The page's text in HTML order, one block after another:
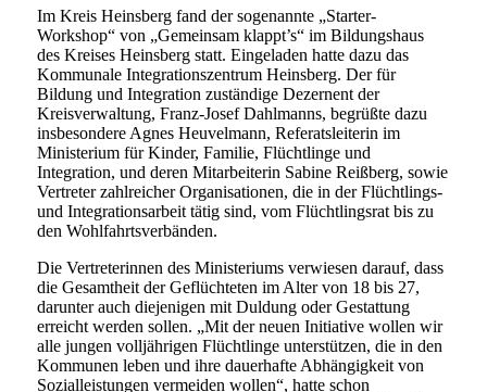
Im Kreis Heinsberg fand der sogenannte „Starter-
Workshop“ von „Gemeinsam klappt’s“ im Bildungshaus
des Kreises Heinsberg statt. Eingeladen hatte dazu das
Kommunale Integrationszentrum Heinsberg. Der für
Bildung und Integration zuständige Dezernent der
Kreisverwaltung, Franz-Josef Dahlmanns, begrüßte dazu
insbesondere Agnes Heuvelmann, Referatsleiterin im
Ministerium für Kinder, Familie, Flüchtlinge und
Integration, und deren Mitarbeiterin Sabine Reißberg, sowie
Vertreter zahlreicher Organisationen, die in der Flüchtlings-
und Integrationsarbeit tätig sind, vom Flüchtlingsrat bis zu
den Wohlfahrtsverbänden.
Die Vertreterinnen des Ministeriums verwiesen darauf, dass
die Gesamtheit der Geflüchteten im Alter von 18 bis 27,
darunter auch diejenigen mit Duldung oder Gestattung
erreicht werden sollen. „Mit der neuen Initiative wollen wir
alle jungen volljährigen Flüchtlinge unterstützen, die in den
Kommunen leben und ihre dauerhafte Abhängigkeit von
Sozialleistungen vermeiden wollen“, hatte schon